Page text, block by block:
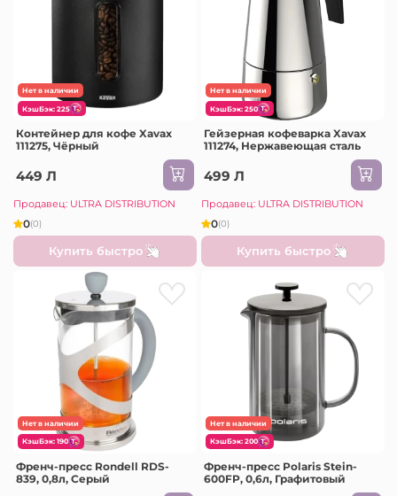
Нет в наличии
КэшБэк: 225
Контейнер для кофе Xavax
111275, Чёрный
449 Л
Продавец: ULTRA DISTRIBUTION
0(0)
Купить быстро
Нет в наличии
КэшБэк: 250
Гейзерная кофеварка Xavax
111274, Нержавеющая сталь
499 Л
Продавец: ULTRA DISTRIBUTION
0(0)
Купить быстро
Нет в наличии
КэшБэк: 190
Френч-пресс Rondell RDS-
839, 0,8л, Серый
Нет в наличии
КэшБэк: 200
Френч-пресс Polaris Stein-
600FP, 0,6л, Графитовый